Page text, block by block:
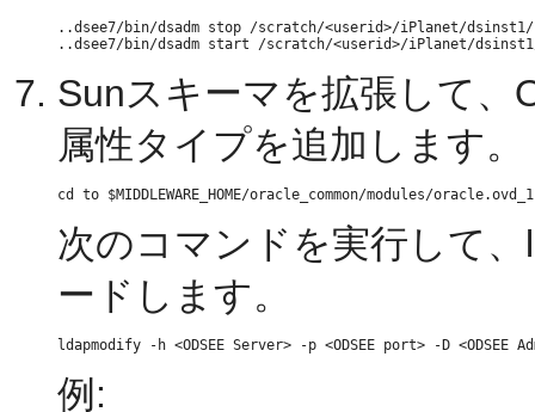
..dsee7/bin/dsadm stop /scratch/<userid>/iPlanet/dsinst1/
Sunスキーマを拡張して
属性タイプを追加します。
次のコマンドを実行して
ードします。
例: